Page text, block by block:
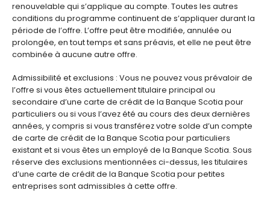
renouvelable qui s’applique au compte. Toutes les autres
conditions du programme continuent de s’appliquer durant la
période de l’offre. L’offre peut être modifiée, annulée ou
prolongée, en tout temps et sans préavis, et elle ne peut être
combinée à aucune autre offre.
Admissibilité et exclusions : Vous ne pouvez vous prévaloir de
l’offre si vous êtes actuellement titulaire principal ou
secondaire d’une carte de crédit de la Banque Scotia pour
particuliers ou si vous l’avez été au cours des deux dernières
années, y compris si vous transférez votre solde d’un compte
de carte de crédit de la Banque Scotia pour particuliers
existant et si vous êtes un employé de la Banque Scotia. Sous
réserve des exclusions mentionnées ci-dessus, les titulaires
d’une carte de crédit de la Banque Scotia pour petites
entreprises sont admissibles à cette offre.